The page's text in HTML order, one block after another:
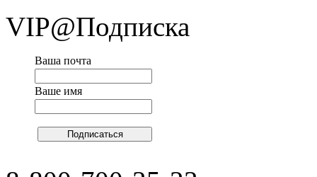
VIP@Подписка
Ваша почта
Ваше имя